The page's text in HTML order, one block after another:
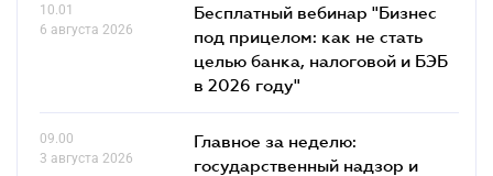
10.01
6 августа 2026
Бесплатный вебинар "Бизнес
под прицелом: как не стать
целью банка, налоговой и БЭБ
в 2026 году"
09.00
3 августа 2026
Главное за неделю:
государственный надзор и